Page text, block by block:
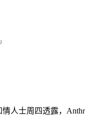
人士周四透露，